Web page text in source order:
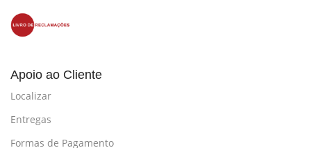
Apoio ao Cliente
Localizar
Entregas
Formas de Pagamento